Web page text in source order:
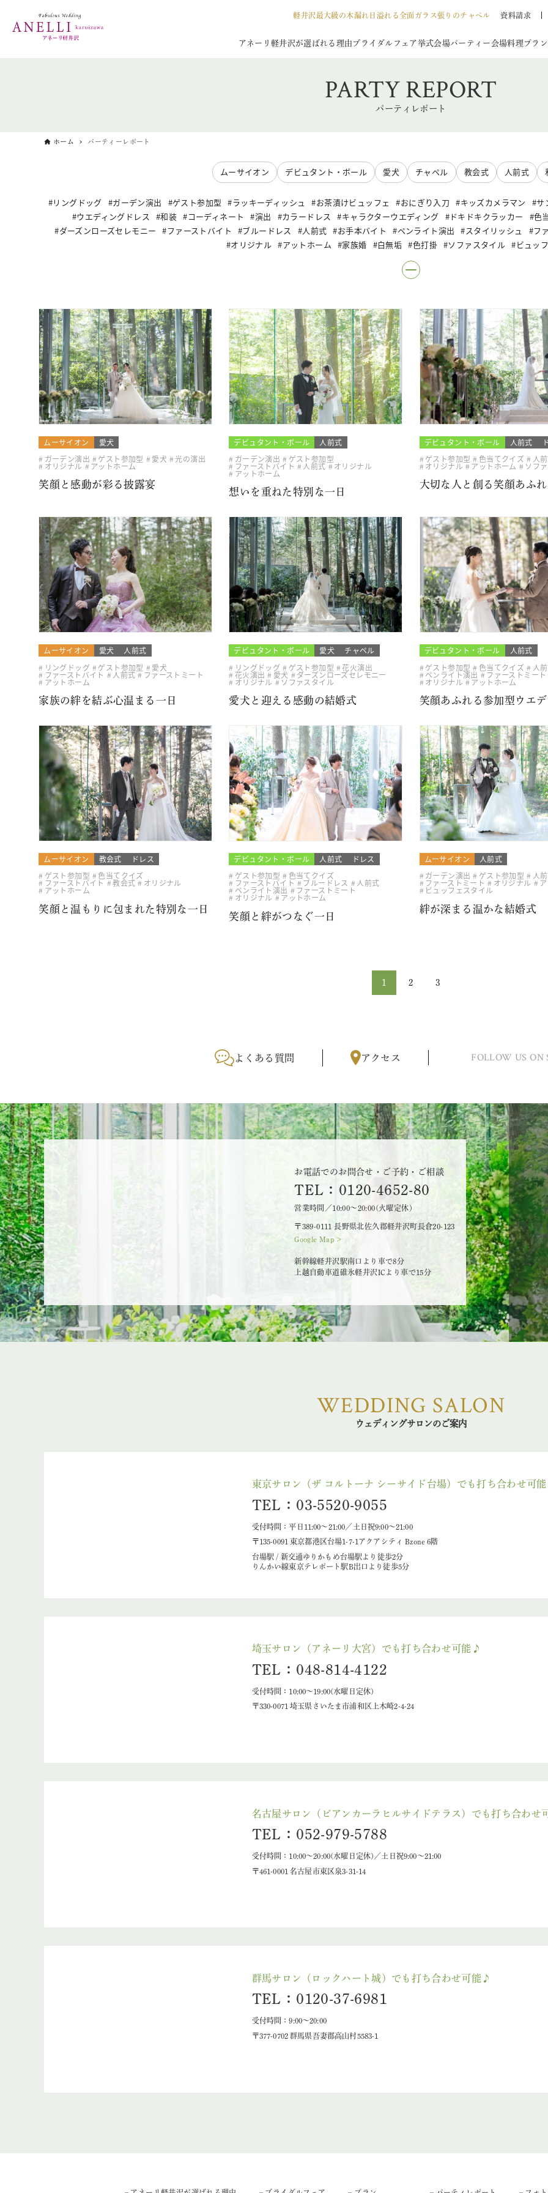
軽井沢最大級の木漏れ日溢れる全面ガラス張りのチャペル 資料請求
アネーリ軽井沢が選ばれる理由 ブライダルフェア挙式会場パーティー会場料理 プラン
PARTY REPORT
パーティレポート
ホーム パーティーレポート
ムーサイオン デビュタント・ボール 愛犬 チャペル 教会式 人前式
リングドッグ ガーデン演出 ゲスト参加型 ラッキーディッシュ お茶漬けビュッフェ おにぎり入刀 キッズカメラマン
サ
ウエディングドレス
和装 コーディネート 演出 カラードレス キャラクターウエディング ドキドキクラッカー
色
ダーズンローズセレモニー
ファーストバイト ブルードレス 人前式 お手本バイト ペンライト演出 スタイリッシュ
フ
オリジナル
アットホーム 家族婚 白無垢 色打掛 ソファスタイル ビュッ
ムーサイオン
愛犬
ガーデン演出
ゲスト参加型 愛犬 光の演出
オリジナル
アットホーム
笑顔と感動が彩る披露宴
デビュタント・ボール
人前式
ガーデン演出
ゲスト参加型
ファーストバイト 人前式 オリジナル
アットホーム
想いを重ねた特別な一日
デビュタント・ボール 人前式
ゲスト参加型
色当てクイズ 人
オリジナル アットホーム
ソフ
大切な人と創る笑顔あふ
ムーサイオン 愛犬
人前式
リングドッグ
ゲスト参加型 愛犬
ファーストバイト 人前式 ファーストミート
アットホーム
家族の絆を結ぶ心温まる一日
デビュタント・ボール 愛犬
チャペル
リングドッグ
ゲスト参加型 花火演出
花火演出 愛犬 ダーズンローズセレモニー
オリジナル
ソファスタイル
愛犬と迎える感動の結婚式
デビュタント・ボール
人前式
ゲスト参加型
色当てクイズ 人
ペンライト演出 ファーストミート
オリジナル
アットホーム
笑顔あふれる参加型ウエ
ムーサイオン 教会式
ドレス
ゲスト参加型
色当てクイズ
ファーストバイト 教会式 オリジナル
アットホーム
笑顔と温もりに包まれた特別な一日
デビュタント・ボール 人前式
ドレス
ゲスト参加型
色当てクイズ
ファーストバイト ブルードレス 人前式
ペンライト演出 ファーストミート
オリジナル
アットホーム
笑顔と絆がつなぐ一日
ムーサイオン
人前式
ガーデン演出
ゲスト参加型 人
ファーストミート オリジナル
ビュッフェスタイル
絆が深まる温かな結婚式
1 2 3
よくある質問 アクセス FOLLOW US ON
お電話でのお問合せ・ご予約・ご相談
TEL：0120-4652-80
営業時間／10:00～20:00(火曜定休)
〒389-0111 長野県北佐久郡軽井沢町長倉20-123
Google Map >
新幹線軽井沢駅南口より車で8分
上越自動車道碓氷軽井沢ICより車で15分
WEDDING SALON
ウェディングサロンのご案内
東京サロン（ザ コルトーナ シーサイド台場）でも打ち合わせ可
TEL：03-5520-9055
受付時間：平日11:00～21:00／土日祝9:00～21:00
〒135-0091 東京都港区台場1-7-1アクアシティ Bzone 6階
台場駅 / 新交通ゆりかもめ台場駅より徒歩2分
りんかい線東京テレポート駅B出口より徒歩5分
埼玉サロン（アネーリ大宮）でも打ち合わせ可能♪
TEL：048-814-4122
受付時間：10:00〜19:00(水曜日定休)
〒330-0071 埼玉県さいたま市浦和区上木崎2-4-24
名古屋サロン（ビアンカーラヒルサイドテラス）でも打ち合わせ
TEL：052-979-5788
受付時間：10:00～20:00(水曜日定休)／土日祝9:00～21:00
〒461-0001 名古屋市東区泉3-31-14
群馬サロン（ロックハート城）でも打ち合わせ可能♪
TEL：0120-37-6981
受付時間：9:00～20:00
〒377-0702 群馬県吾妻郡高山村5583-1